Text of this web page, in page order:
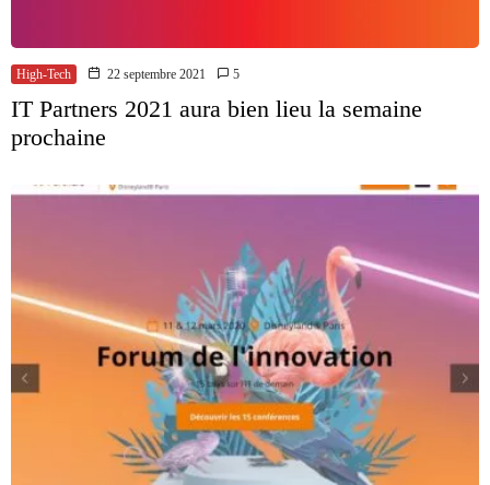
High-Tech 22 septembre 2021 5
IT Partners 2021 aura bien lieu la semaine
prochaine